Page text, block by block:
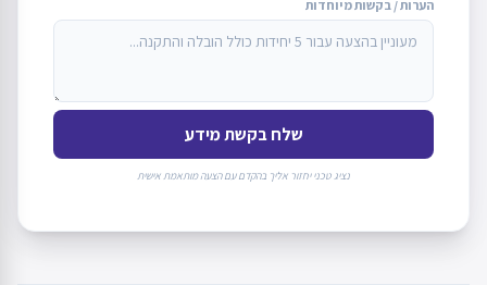
הערות / בקשות מיוחדות
שלח בקשת מידע
נציג טכני יחזור אליך בהקדם עם הצעה מותאמת אישית